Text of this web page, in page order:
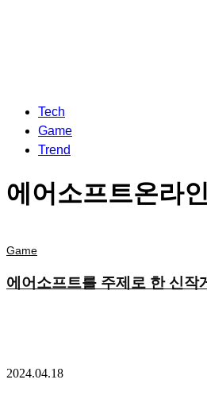
Tech
Game
Trend
에어소프트온라인
Game
에어소프트를 주제로 한 신작
2024.04.18